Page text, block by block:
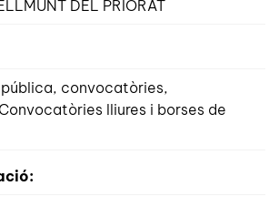
DEL PRIORAT
convocatòries,
lliures i borses de